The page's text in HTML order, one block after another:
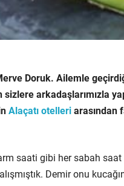
Doruk. Ailemle
arkadaşlarımızla
Alaçatı otelleri arasından
saati gibi her sabah saat
Demir onu